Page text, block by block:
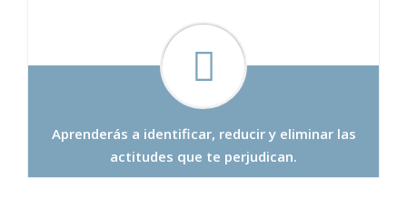
Aprenderás a identificar, reducir y eliminar las
actitudes que te perjudican.